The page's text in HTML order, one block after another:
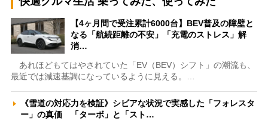
【4ヶ月間で受注累計6000台】BEV普及の障壁と
なる「航続距離の不安」「充電のストレス」解
消…
あれほどもてはやされていた「EV（BEV）シフト」の潮流も、
最近では減速基調になっているように見える。…
《雪道の対応力を検証》シビアな状況で実感した「フォレスタ
ー」の真価 「ターボ」と「スト…